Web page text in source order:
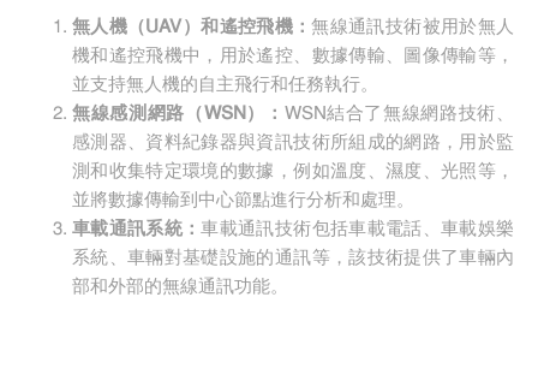
無人機（UAV）和遙控飛機：無線通訊技術被用於無人
機和遙控飛機中，用於遙控、數據傳輸、圖像傳輸等，
並支持無人機的自主飛行和任務執行。
無線感測網路（WSN）： WSN結合了無線網路技術、
感測器、資料紀錄器與資訊技術所組成的網路，用於監
測和收集特定環境的數據，例如溫度、濕度、光照等，
並將數據傳輸到中心節點進行分析和處理。
車載通訊系統：車載通訊技術包括車載電話、車載娛樂
系統、車輛對基礎設施的通訊等，該技術提供了車輛內
部和外部的無線通訊功能。